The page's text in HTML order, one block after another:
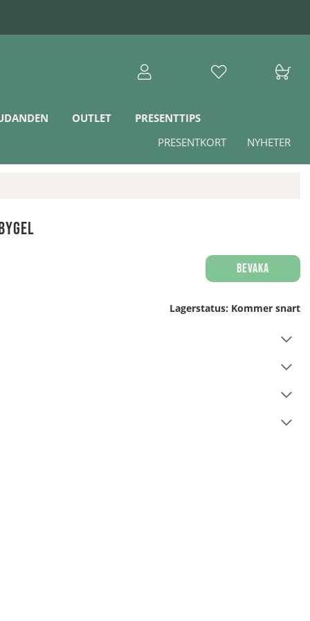
OUTLET
PRESENTTIPS
NYHETER
PRESENTKORT
Bevaka
Lagerstatus: Kommer snart